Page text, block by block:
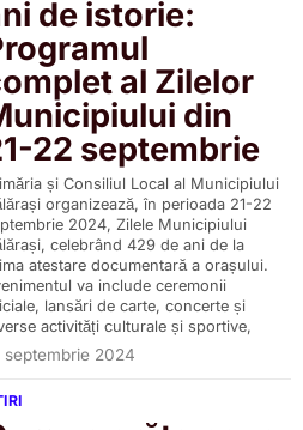
de istorie:
al Zilelor
din
22 septembrie
și Consiliul Local al Municipiului
organizează, în perioada 21-22
2024, Zilele Municipiului
celebrând 429 de ani de la
atestare documentară a orașului.
va include ceremonii
lansări de carte, concerte și
activități culturale și sportive,
septembrie 2024